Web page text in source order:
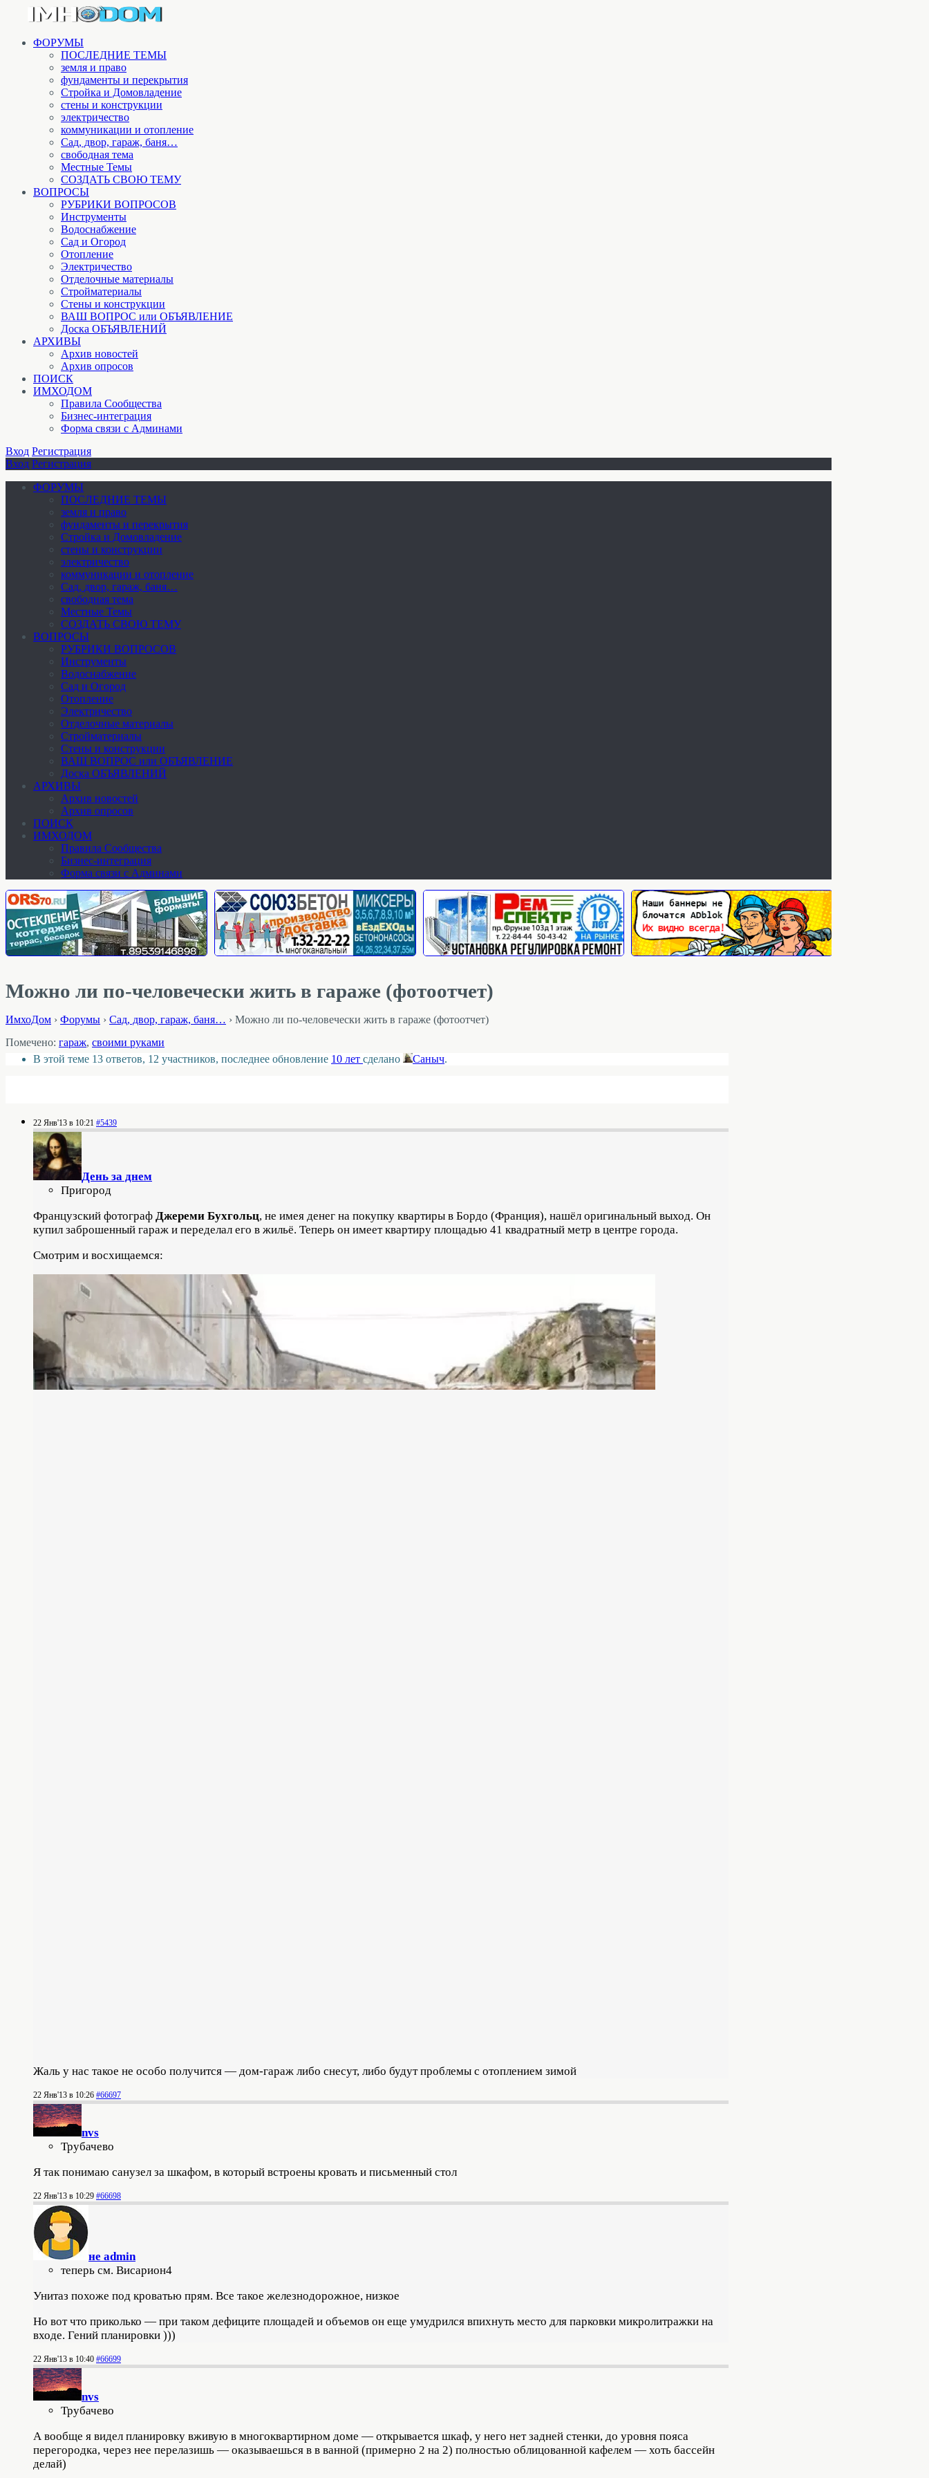
ФОРУМЫ
ПОСЛЕДНИЕ ТЕМЫ
земля и право
фундаменты и перекрытия
Стройка и Домовладение
стены и конструкции
электричество
коммуникации и отопление
Cад, двор, гараж, баня…
свободная тема
Местные Темы
СОЗДАТЬ СВОЮ ТЕМУ
ВОПРОСЫ
РУБРИКИ ВОПРОСОВ
Инструменты
Водоснабжение
Сад и Огород
Отопление
Электричество
Отделочные материалы
Стройматериалы
Стены и конструкции
ВАШ ВОПРОС или ОБЪЯВЛЕНИЕ
Доска ОБЪЯВЛЕНИЙ
АРХИВЫ
Архив новостей
Архив опросов
ПОИСК
ИМХОДОМ
Правила Сообщества
Бизнес-интеграция
Форма связи с Админами
Вход Регистрация
Вход Регистрация
ФОРУМЫ
ПОСЛЕДНИЕ ТЕМЫ
земля и право
фундаменты и перекрытия
Стройка и Домовладение
стены и конструкции
электричество
коммуникации и отопление
Cад, двор, гараж, баня…
свободная тема
Местные Темы
СОЗДАТЬ СВОЮ ТЕМУ
ВОПРОСЫ
РУБРИКИ ВОПРОСОВ
Инструменты
Водоснабжение
Сад и Огород
Отопление
Электричество
Отделочные материалы
Стройматериалы
Стены и конструкции
ВАШ ВОПРОС или ОБЪЯВЛЕНИЕ
Доска ОБЪЯВЛЕНИЙ
АРХИВЫ
Архив новостей
Архив опросов
ПОИСК
ИМХОДОМ
Правила Сообщества
Бизнес-интеграция
Форма связи с Админами
Можно ли по-человечески жить в гараже (фотоотчет)
ИмхоДом › Форумы › Cад, двор, гараж, баня… › Можно ли по-человечески жить в гараже (фотоотчет)
Помечено: гараж, своими руками
В этой теме 13 ответов, 12 участников, последнее обновление 10 лет сделано Саныч.
22 Янв'13 в 10:21 #5439
День за днем
Пригород
Французский фотограф Джереми Бухгольц, не имея денег на покупку квартиры в Бордо (Франция), нашёл оригинальный выход. Он
купил заброшенный гараж и переделал его в жильё. Теперь он имеет квартиру площадью 41 квадратный метр в центре города.
Смотрим и восхищаемся:
Жаль у нас такое не особо получится — дом-гараж либо снесут, либо будут проблемы с отоплением зимой
22 Янв'13 в 10:26 #66697
nvs
Трубачево
Я так понимаю санузел за шкафом, в который встроены кровать и письменный стол
22 Янв'13 в 10:29 #66698
не admin
теперь см. Висариoн4
Унитаз похоже под кроватью прям. Все такое железнодорожное, низкое
Но вот что приколько — при таком дефиците площадей и объемов он еще умудрился впихнуть место для парковки микролитражки на
входе. Гений планировки )))
22 Янв'13 в 10:40 #66699
nvs
Трубачево
А вообще я видел планировку вживую в многоквартирном доме — открывается шкаф, у него нет задней стенки, до уровня пояса
перегородка, через нее перелазишь — оказываешься в в ванной (примерно 2 на 2) полностью облицованной кафелем — хоть бассейн
делай)